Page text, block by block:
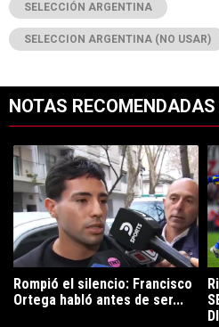
SELECCIÓN ARGENTINA
SELECCION ARGENTINA (NO USAR)
NOTAS RECOMENDADAS
Un artículo de tendencia con el
Rompió el silencio: Francisco
Ortega habló antes de ser...